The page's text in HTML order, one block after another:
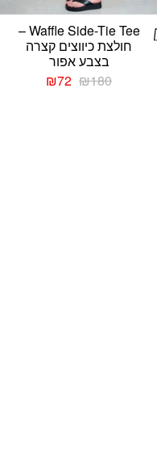
Waffle Side-Tie Tee –
חולצת כיווצים קצרה
בצבע אפור
₪180
המחיר
₪72 המחיר